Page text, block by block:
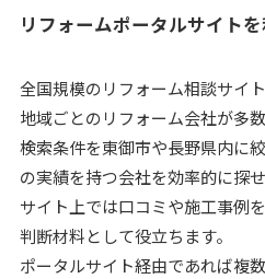
リフォームポータルサイト
全国規模のリフォーム相談サイ
地域ごとのリフォーム会社が多
検索条件を東御市や長野県内に
の実績を持つ会社を効率的に探せ
サイト上では口コミや施工事例
判断材料として役立ちます。
ポータルサイト経由であれば複